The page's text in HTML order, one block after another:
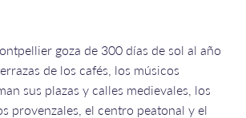
goza de 300 días de sol al año
de los cafés, los músicos
sus plazas y calles medievales, los
provenzales, el centro peatonal y el